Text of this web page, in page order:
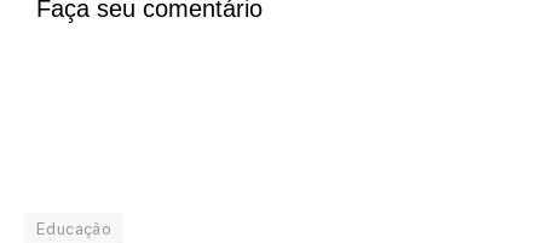
Faça seu comentário
Educação